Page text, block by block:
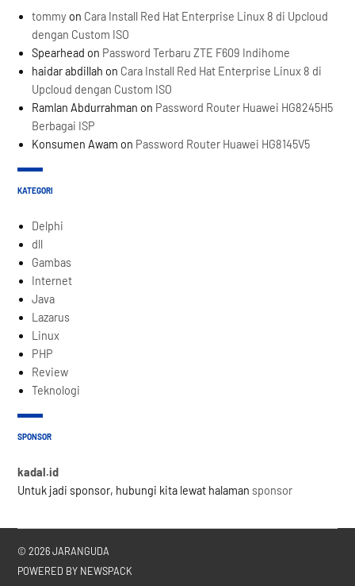
tommy on Cara Install Red Hat Enterprise Linux 8 di Upcloud
dengan Custom ISO
Spearhead on Password Terbaru ZTE F609 Indihome
haidar abdillah on Cara Install Red Hat Enterprise Linux 8 di
Upcloud dengan Custom ISO
Ramlan Abdurrahman on Password Router Huawei HG8245H5
Berbagai ISP
Konsumen Awam on Password Router Huawei HG8145V5
KATEGORI
Delphi
dll
Gambas
Internet
Java
Lazarus
Linux
PHP
Review
Teknologi
SPONSOR
kadal.id
Untuk jadi sponsor, hubungi kita lewat halaman sponsor
© 2026 JARANGUDA
POWERED BY NEWSPACK